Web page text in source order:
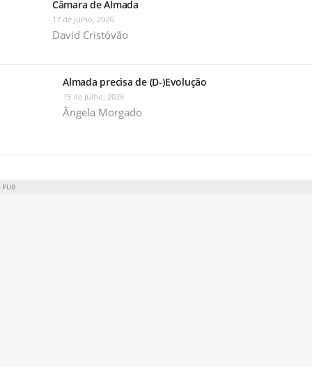
Câmara de Almada
17 de Julho, 2026
David Cristóvão
Almada precisa de (D-)Evolução
15 de Julho, 2026
Ângela Morgado
PUB